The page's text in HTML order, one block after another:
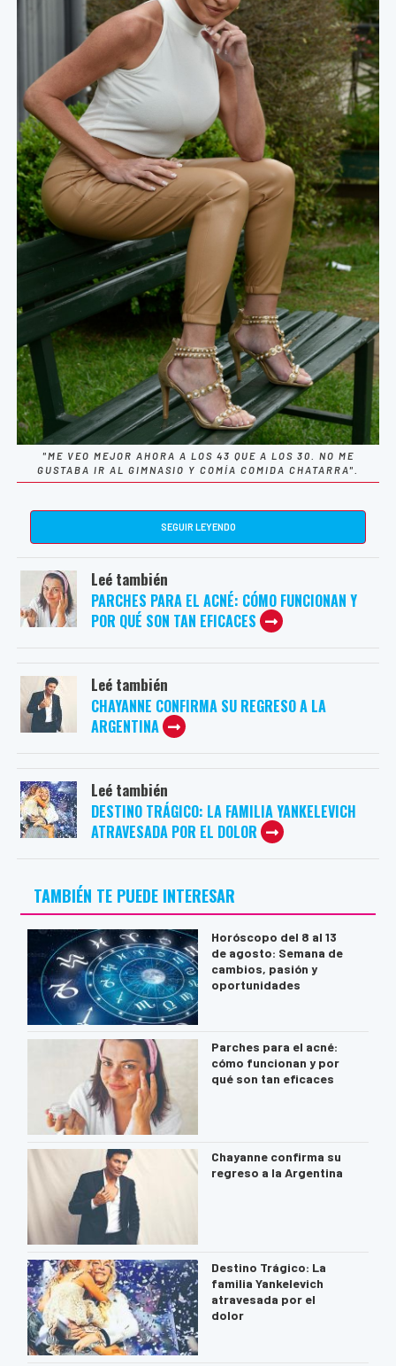
"ME VEO MEJOR AHORA A LOS 43 QUE A LOS 30. NO ME
GUSTABA IR AL GIMNASIO Y COMÍA COMIDA CHATARRA".
SEGUIR LEYENDO
Leé también
PARCHES PARA EL ACNÉ: CÓMO FUNCIONAN Y
POR QUÉ SON TAN EFICACES
Leé también
CHAYANNE CONFIRMA SU REGRESO A LA
ARGENTINA
Leé también
DESTINO TRÁGICO: LA FAMILIA YANKELEVICH
ATRAVESADA POR EL DOLOR
TAMBIÉN TE PUEDE INTERESAR
Horóscopo del 8 al 13
de agosto: Semana de
cambios, pasión y
oportunidades
Parches para el acné:
cómo funcionan y por
qué son tan eficaces
Chayanne confirma su
regreso a la Argentina
Destino Trágico: La
familia Yankelevich
atravesada por el
dolor